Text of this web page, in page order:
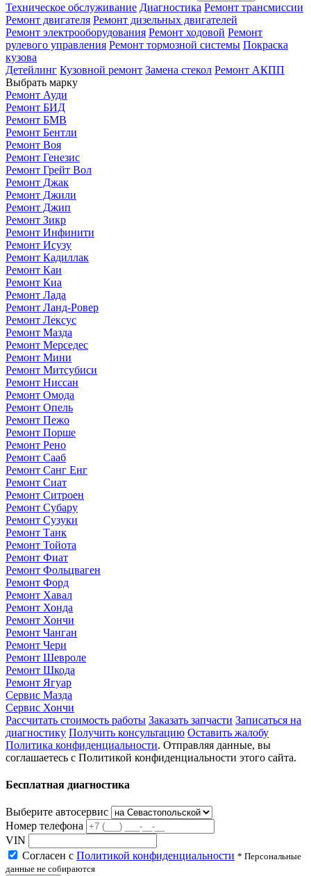
Техническое обслуживание Диагностика Ремонт трансмиссии
Ремонт двигателя Ремонт дизельных двигателей
Ремонт электрооборудования Ремонт ходовой Ремонт
рулевого управления Ремонт тормозной системы Покраска
кузова
Детейлинг Кузовной ремонт Замена стекол Ремонт АКПП
Выбрать марку
Ремонт Ауди
Ремонт БИД
Ремонт БМВ
Ремонт Бентли
Ремонт Воя
Ремонт Генезис
Ремонт Грейт Вол
Ремонт Джак
Ремонт Джили
Ремонт Джип
Ремонт Зикр
Ремонт Инфинити
Ремонт Исузу
Ремонт Кадиллак
Ремонт Каи
Ремонт Киа
Ремонт Лада
Ремонт Ланд-Ровер
Ремонт Лексус
Ремонт Мазда
Ремонт Мерседес
Ремонт Мини
Ремонт Митсубиси
Ремонт Ниссан
Ремонт Омода
Ремонт Опель
Ремонт Пежо
Ремонт Порше
Ремонт Рено
Ремонт Сааб
Ремонт Санг Енг
Ремонт Сиат
Ремонт Ситроен
Ремонт Субару
Ремонт Сузуки
Ремонт Танк
Ремонт Тойота
Ремонт Фиат
Ремонт Фольцваген
Ремонт Форд
Ремонт Хавал
Ремонт Хонда
Ремонт Хончи
Ремонт Чанган
Ремонт Чери
Ремонт Шевроле
Ремонт Шкода
Ремонт Ягуар
Сервис Мазда
Сервис Хончи
Рассчитать стоимость работы Заказать запчасти Записаться на
диагностику Получить консультацию Оставить жалобу
Политика конфиденциальности. Отправляя данные, вы
соглашаетесь с Политикой конфиденциальности этого сайта.
Бесплатная диагностика
Выберите автосервис
Номер телефона
VIN
Согласен с Политикой конфиденциальности * Персональные
данные не собираются